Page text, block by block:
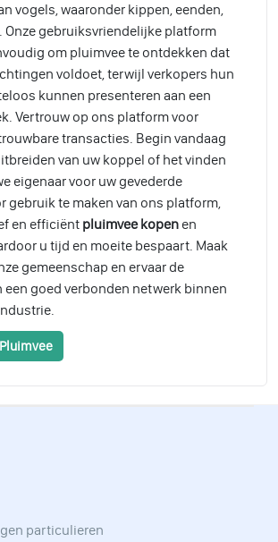
vogels, waaronder kippen, eenden,
Onze gebruiksvriendelijke platform
om pluimvee te ontdekken dat
voldoet, terwijl verkopers hun
kunnen presenteren aan een
Vertrouw op ons platform voor
transacties. Begin vandaag
van uw koppel of het vinden
eigenaar voor uw gevederde
gebruik te maken van ons platform,
en efficiënt pluimvee kopen en
u tijd en moeite bespaart. Maak
gemeenschap en ervaar de
een goed verbonden netwerk binnen
particulieren